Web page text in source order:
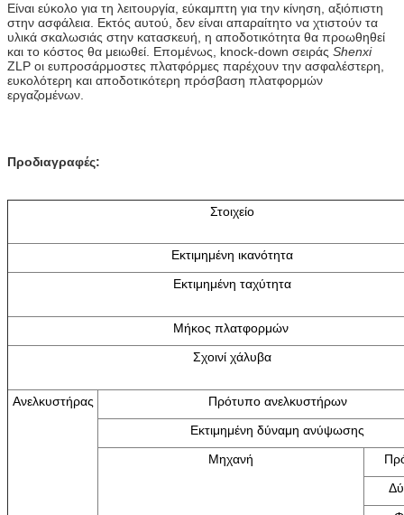
Είναι εύκολο για τη λειτουργία, εύκαμπτη για την κίνηση, αξιόπιστη
στην ασφάλεια. Εκτός αυτού, δεν είναι απαραίτητο να χτιστούν τα
υλικά σκαλωσιάς στην κατασκευή, η αποδοτικότητα θα προωθηθεί
και το κόστος θα μειωθεί. Επομένως, knock-down σειράς Shenxi
ZLP οι ευπροσάρμοστες πλατφόρμες παρέχουν την ασφαλέστερη,
ευκολότερη και αποδοτικότερη πρόσβαση πλατφορμών
εργαζομένων.
Προδιαγραφές:
Στοιχείο
Εκτιμημένη ικανότητα
Εκτιμημένη ταχύτητα
Μήκος πλατφορμών
Σχοινί χάλυβα
Ανελκυστήρας
Πρότυπο ανελκυστήρων
Εκτιμημένη δύναμη ανύψωσης
Μηχανή